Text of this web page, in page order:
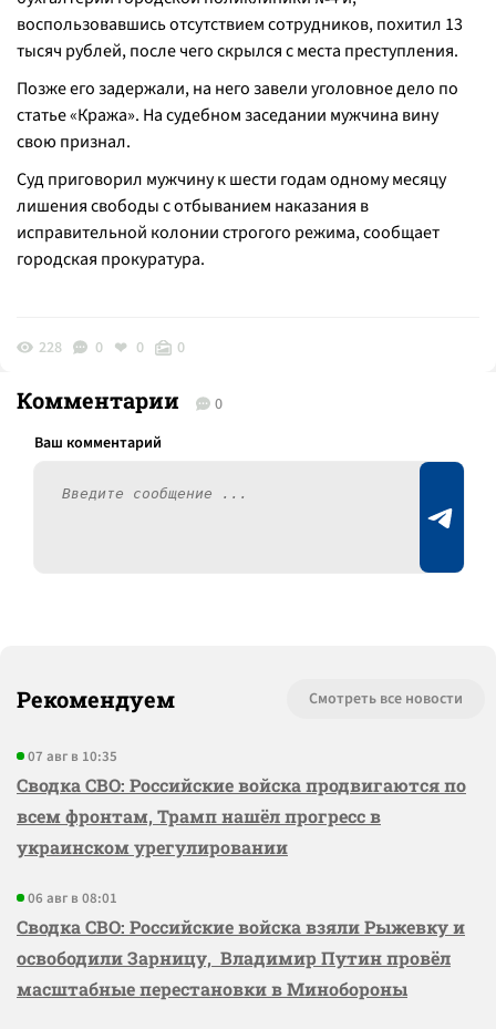
воспользовавшись отсутствием сотрудников, похитил 13
тысяч рублей, после чего скрылся с места преступления.
Позже его задержали, на него завели уголовное дело по
статье «Кража». На судебном заседании мужчина вину
свою признал.
Суд приговорил мужчину к шести годам одному месяцу
лишения свободы с отбыванием наказания в
исправительной колонии строгого режима, сообщает
городская прокуратура.
228 0 0 0
Комментарии 0
Рекомендуем Смотреть все новости
07 авг в 10:35
Сводка СВО: Российские войска продвигаются по
всем фронтам, Трамп нашёл прогресс в
украинском урегулировании
06 авг в 08:01
Сводка СВО: Российские войска взяли Рыжевку и
освободили Зарницу, Владимир Путин провёл
масштабные перестановки в Минобороны